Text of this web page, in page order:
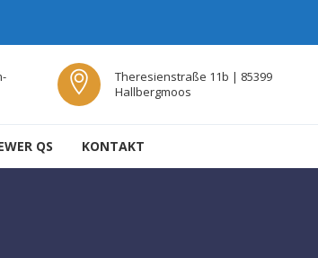
Theresienstraße 11b | 85399
Hallbergmoos
QS KONTAKT